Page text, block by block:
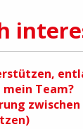
Team?